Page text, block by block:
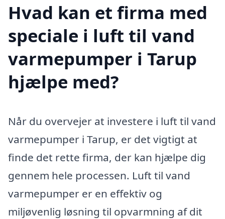
Hvad kan et firma med
speciale i luft til vand
varmepumper i Tarup
hjælpe med?
Når du overvejer at investere i luft til vand
varmepumper i Tarup, er det vigtigt at
finde det rette firma, der kan hjælpe dig
gennem hele processen. Luft til vand
varmepumper er en effektiv og
miljøvenlig løsning til opvarmning af dit